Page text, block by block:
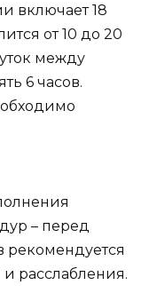
включает 18
от 10 до 20
между
6 часов.
– перед
рекомендуется
расслабления.